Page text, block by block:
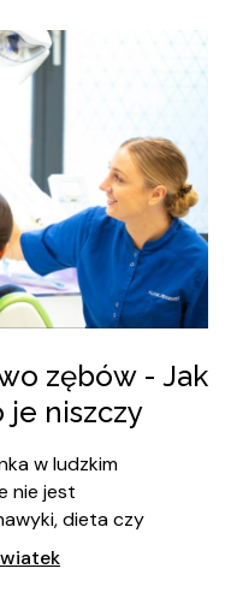
zębów - Jak
je niszczy
w ludzkim
nie jest
dieta czy
mogą prowadzić